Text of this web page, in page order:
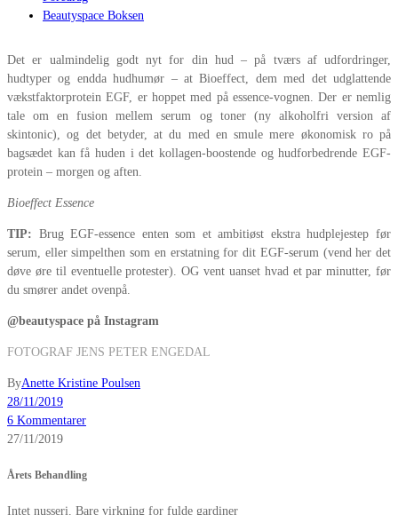
Beautyspace Boksen
Det er ualmindelig godt nyt for din hud – på tværs af udfordringer,
hudtyper og endda hudhumør – at Bioeffect, dem med det udglattende
vækstfaktorprotein EGF, er hoppet med på essence-vognen. Der er nemlig
tale om en fusion mellem serum og toner (ny alkoholfri version af
skintonic), og det betyder, at du med en smule mere økonomisk ro på
bagsædet kan få huden i det kollagen-boostende og hudforbedrende EGF-
protein – morgen og aften.
Bioeffect Essence
TIP: Brug EGF-essence enten som et ambitiøst ekstra hudplejestep før
serum, eller simpelthen som en erstatning for dit EGF-serum (vend her det
døve øre til eventuelle protester). OG vent uanset hvad et par minutter, før
du smører andet ovenpå.
@beautyspace på Instagram
FOTOGRAF JENS PETER ENGEDAL
ByAnette Kristine Poulsen
28/11/2019
6 Kommentarer
27/11/2019
Årets Behandling
Intet nusseri. Bare virkning for fulde gardiner